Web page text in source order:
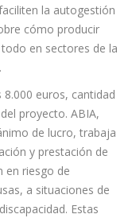
la autogestión
cómo producir
en sectores de la
euros, cantidad
proyecto. ABIA,
de lucro, trabaja
y prestación de
en riesgo de
a situaciones de
Estas